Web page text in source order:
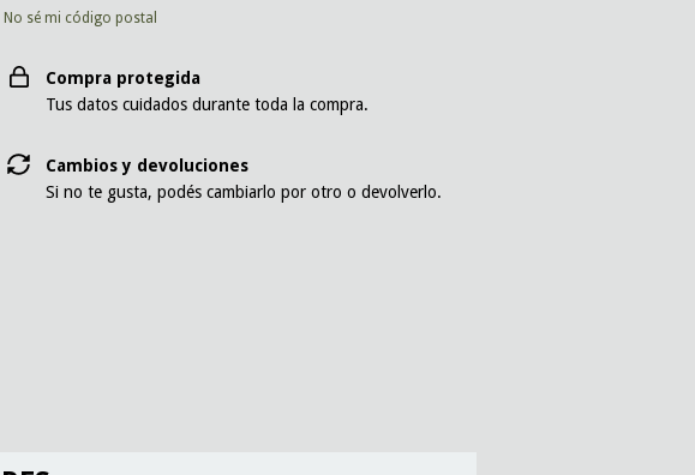
No sé mi código postal
Compra protegida
Tus datos cuidados durante toda la compra.
Cambios y devoluciones
Si no te gusta, podés cambiarlo por otro o devolverlo.